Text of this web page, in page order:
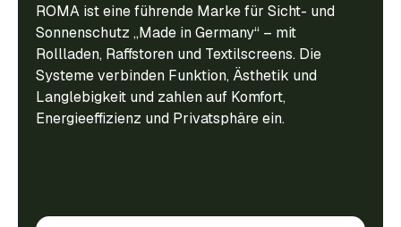
ROMA ist eine führende Marke für Sicht- und
Sonnenschutz „Made in Germany“ – mit
Rollladen, Raffstoren und Textilscreens. Die
Systeme verbinden Funktion, Ästhetik und
Langlebigkeit und zahlen auf Komfort,
Energieeffizienz und Privatsphäre ein.